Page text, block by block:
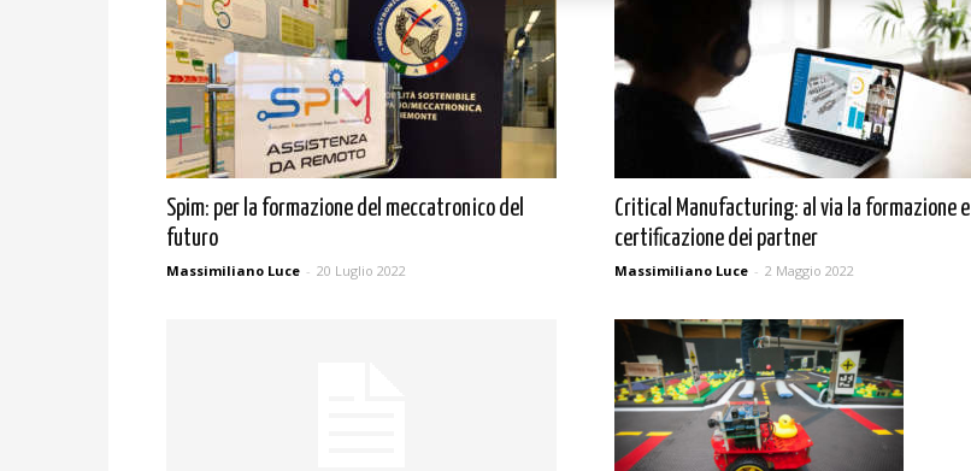
Spim: per la formazione del meccatronico del
futuro
Massimiliano Luce - 20 Luglio 2022
Critical Manufacturing: al via la formazione e
certificazione dei partner
Massimiliano Luce - 2 Maggio 2022